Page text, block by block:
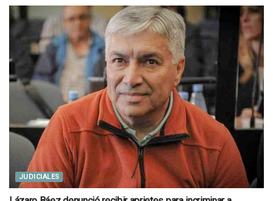
JUDICIALES